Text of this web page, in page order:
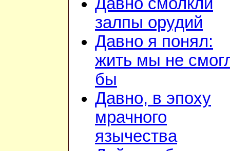
Давно смолкли
залпы орудий
Давно я понял:
жить мы не
бы
Давно, в эпоху
мрачного
язычества